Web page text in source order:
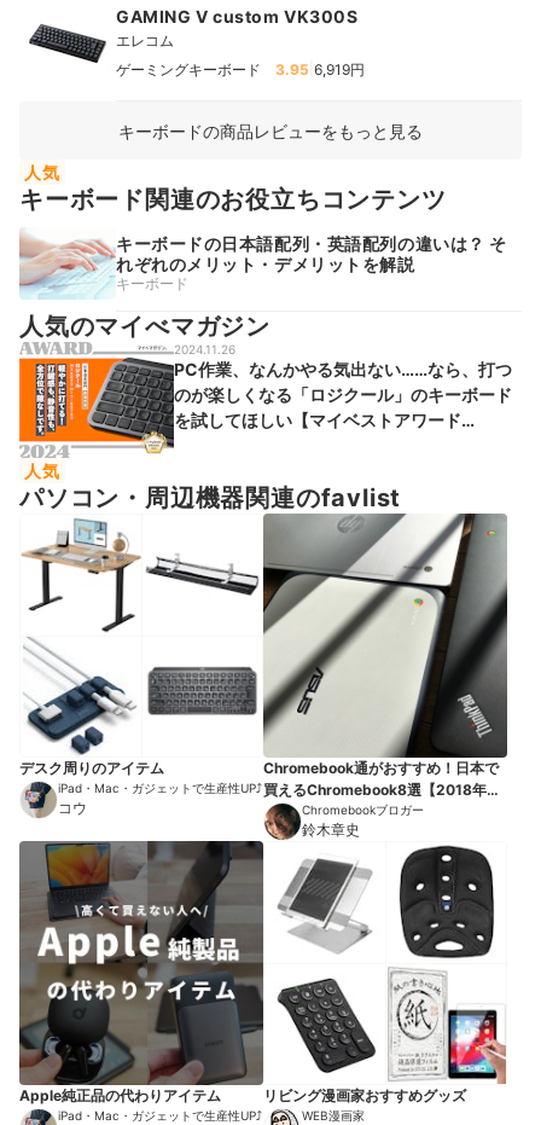
GAMING V custom VK300S
エレコム
ゲーミングキーボード
3.95 6,919円
キーボードの商品レビューをもっと見る
人気
キーボード関連のお役立ちコンテンツ
キーボードの日本語配列・英語配列の違いは？ そ
れぞれのメリット・デメリットを解説
キーボード
人気のマイべマガジン
2024.11.26
PC作業、なんかやる気出ない……なら、打つ
のが楽しくなる「ロジクール」のキーボード
を試してほしい【マイベストアワード
人気
パソコン・周辺機器関連のfavlist
デスク周りのアイテム
iPad・Mac・ガジェットで生産性UP⤴︎
コウ
Chromebook通がおすすめ！日本で
買えるChromebook8選【2018年
版】
Chromebookブロガー
鈴木章史
Apple純正品の代わりアイテム
iPad・Mac・ガジェットで生産性UP⤴︎
リビング漫画家おすすめグッズ
WEB漫画家